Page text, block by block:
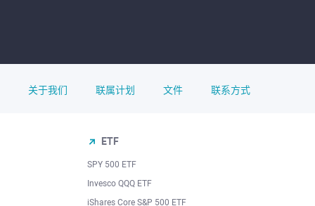
关于我们 联属计划 文件 联系方式
ETF
SPY 500 ETF
Invesco QQQ ETF
iShares Core S&P 500 ETF